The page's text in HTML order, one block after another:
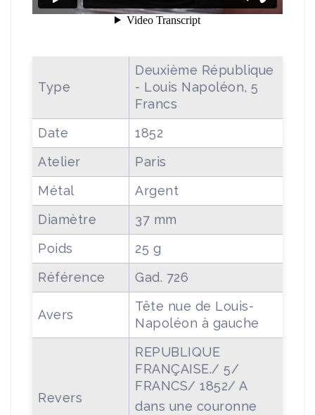
Type
Deuxième République
- Louis Napoléon, 5
Francs
Date
1852
Atelier
Paris
Métal
Argent
Diamètre
37 mm
Poids
25 g
Référence
Gad. 726
Avers
Tête nue de Louis-
Napoléon à gauche
Revers
REPUBLIQUE
FRANÇAISE./ 5/
FRANCS/ 1852/ A
dans une couronne